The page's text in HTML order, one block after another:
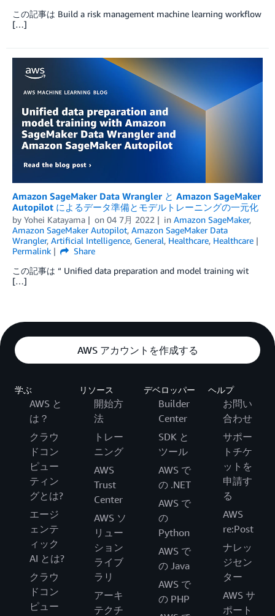
この記事は Build a risk management machine learning workflow
[…]
Amazon SageMaker Data Wrangler と Amazon SageMaker
Autopilot によるデータ準備とモデルトレーニングの一元化
by Yohei Katayama on 04 7月 2022 in Amazon SageMaker,
Amazon SageMaker Autopilot, Amazon SageMaker Data
Wrangler, Artificial Intelligence, General, Healthcare, Healthcare
Permalink
Share
この記事は “ Unified data preparation and model training wit
[…]
AWS アカウントを作成する
学ぶ
AWS と
は？
クラウ
ドコン
ピュー
ティン
グとは?
エージ
ェンテ
ィック
AI とは?
クラウ
ドコン
ピュー
リソース
開始方
法
トレー
ニング
AWS
Trust
Center
AWS ソ
リュー
ション
ライブ
ラリ
アーキ
テクチ
デベロッパー
Builder
Center
SDK と
ツール
AWS で
の .NET
AWS で
の
Python
AWS で
の Java
AWS で
の PHP
ヘルプ
お問い
合わせ
サポー
トチケ
ットを
申請す
る
AWS
re:Post
ナレッ
ジセン
ター
AWS サ
ポート